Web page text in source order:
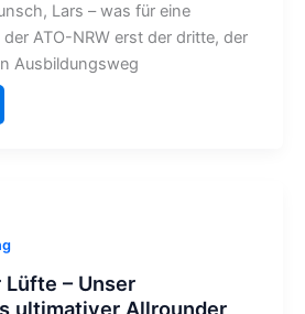
Lars – was für eine
ATO-NRW erst der dritte, der
Ausbildungsweg
Lüfte – Unser
ultimativer Allrounder